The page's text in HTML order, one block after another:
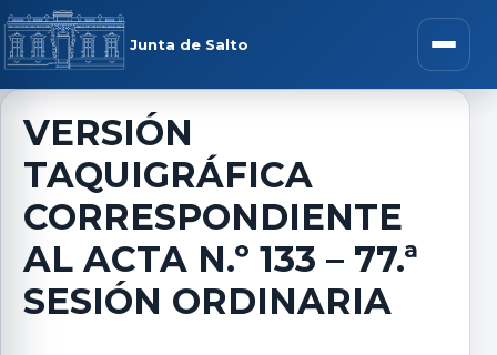
Saltar al contenido
Junta de Salto Abrir
menú
VERSIÓN
TAQUIGRÁFICA
CORRESPONDIENTE
AL ACTA N.º 133 – 77.ª
SESIÓN ORDINARIA